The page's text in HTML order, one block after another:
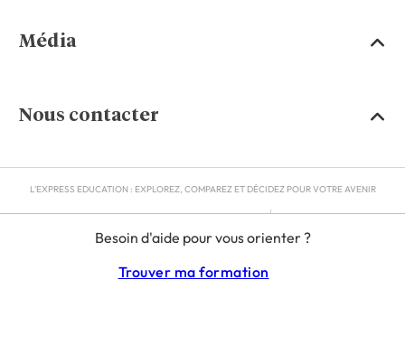
Besoin d'aide pour vous orienter ?
Trouver ma formation
Média
Nous contacter
L'EXPRESS EDUCATION : EXPLOREZ, COMPAREZ ET DÉCIDEZ POUR VOTRE AVENIR
RGPD